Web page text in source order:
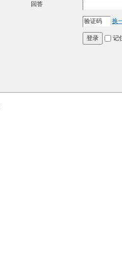
回答
换
登录 记